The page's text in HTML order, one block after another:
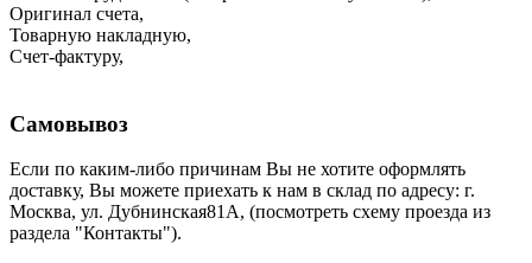
Оригинал счета,
Товарную накладную,
Счет-фактуру,
Самовывоз
Если по каким-либо причинам Вы не хотите оформлять
доставку, Вы можете приехать к нам в склад по адресу: г.
Москва, ул. Дубнинская81А, (посмотреть схему проезда из
раздела "Контакты").